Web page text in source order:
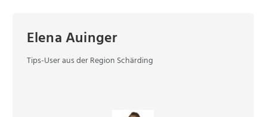
Elena Auinger
Tips-User aus der Region Schärding